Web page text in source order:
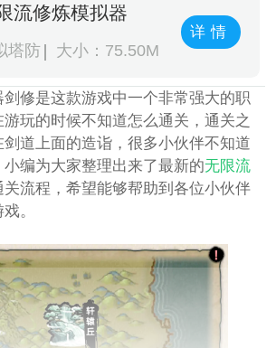
流修炼模拟器
塔防 大小：75.50M
详情
剑修是这款游戏中一个非常强大的职
玩的时候不知道怎么通关，通关之
道上面的造诣，很多小伙伴不知道
编为大家整理出来了最新的无限流
关流程，希望能够帮助到各位小伙伴
。